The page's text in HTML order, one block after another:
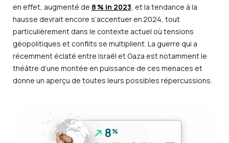
en effet, augmenté de 8 % in 2023, et la tendance à la
hausse devrait encore s’accentuer en 2024, tout
particulièrement dans le contexte actuel où tensions
géopolitiques et conflits se multiplient. La guerre qui a
récemment éclaté entre Israël et Gaza est notamment le
théâtre d’une montée en puissance de ces menaces et
donne un aperçu de toutes leurs possibles répercussions.